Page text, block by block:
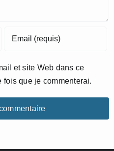
et site Web dans ce
que je commenterai.